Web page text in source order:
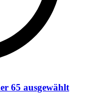
65 ausgewählt